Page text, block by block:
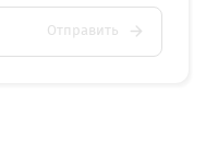
Отправить